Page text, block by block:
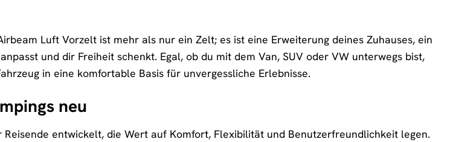
Luft Vorzelt ist mehr als nur ein Zelt; es ist eine Erweiterung deines Zuhauses, ein
und dir Freiheit schenkt. Egal, ob du mit dem Van, SUV oder VW unterwegs bist,
in eine komfortable Basis für unvergessliche Erlebnisse.
neu
entwickelt, die Wert auf Komfort, Flexibilität und Benutzerfreundlichkeit legen.